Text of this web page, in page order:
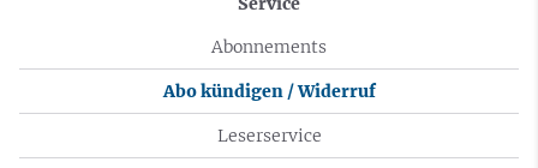
Abonnements
Abo kündigen / Widerruf
Leserservice